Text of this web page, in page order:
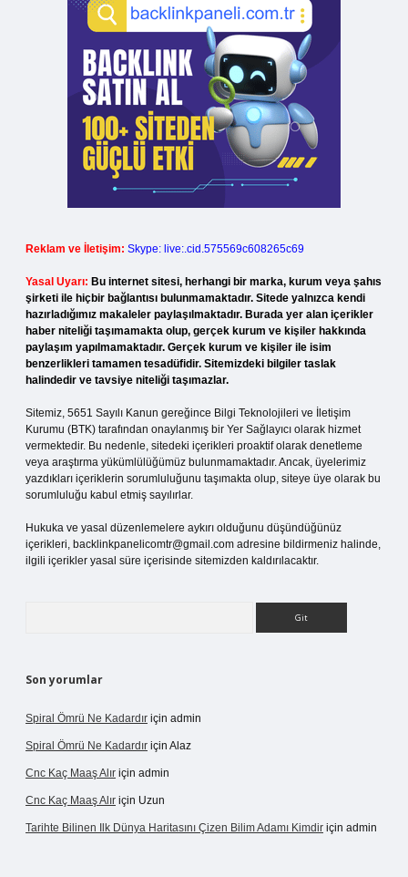
Reklam ve İletişim: Skype: live:.cid.575569c608265c69
Yasal Uyarı: Bu internet sitesi, herhangi bir marka, kurum veya şahıs
şirketi ile hiçbir bağlantısı bulunmamaktadır. Sitede yalnızca kendi
hazırladığımız makaleler paylaşılmaktadır. Burada yer alan içerikler
haber niteliği taşımamakta olup, gerçek kurum ve kişiler hakkında
paylaşım yapılmamaktadır. Gerçek kurum ve kişiler ile isim
benzerlikleri tamamen tesadüfidir. Sitemizdeki bilgiler taslak
halindedir ve tavsiye niteliği taşımazlar.
Sitemiz, 5651 Sayılı Kanun gereğince Bilgi Teknolojileri ve İletişim
Kurumu (BTK) tarafından onaylanmış bir Yer Sağlayıcı olarak hizmet
vermektedir. Bu nedenle, sitedeki içerikleri proaktif olarak denetleme
veya araştırma yükümlülüğümüz bulunmamaktadır. Ancak, üyelerimiz
yazdıkları içeriklerin sorumluluğunu taşımakta olup, siteye üye olarak bu
sorumluluğu kabul etmiş sayılırlar.
Hukuka ve yasal düzenlemelere aykırı olduğunu düşündüğünüz
içerikleri, backlinkpanelicomtr@gmail.com adresine bildirmeniz halinde,
ilgili içerikler yasal süre içerisinde sitemizden kaldırılacaktır.
Son yorumlar
Spiral Ömrü Ne Kadardır için admin
Spiral Ömrü Ne Kadardır için Alaz
Cnc Kaç Maaş Alır için admin
Cnc Kaç Maaş Alır için Uzun
Tarihte Bilinen Ilk Dünya Haritasını Çizen Bilim Adamı Kimdir için admin